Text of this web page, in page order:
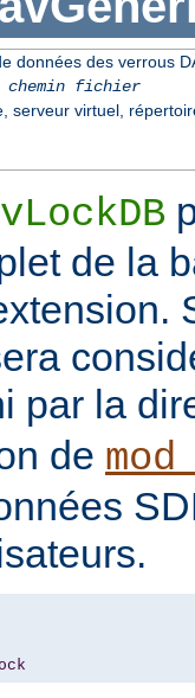
données des verrous
chemin fichier
serveur virtuel,
de la
par la
de